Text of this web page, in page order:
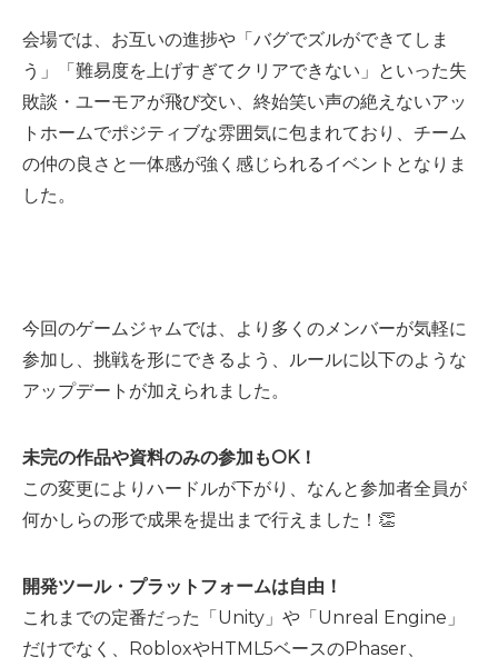
会場では、お互いの進捗や「バグでズルができてしま
う」「難易度を上げすぎてクリアできない」といった失
敗談・ユーモアが飛び交い、終始笑い声の絶えないアッ
トホームでポジティブな雰囲気に包まれており、チーム
の仲の良さと一体感が強く感じられるイベントとなりま
した。
今回のゲームジャムでは、より多くのメンバーが気軽に
参加し、挑戦を形にできるよう、ルールに以下のような
アップデートが加えられました。
未完の作品や資料のみの参加もOK！
この変更によりハードルが下がり、なんと参加者全員が
何かしらの形で成果を提出まで行えました！👏
開発ツール・プラットフォームは自由！
これまでの定番だった「Unity」や「Unreal Engine」
だけでなく、RobloxやHTML5ベースのPhaser、